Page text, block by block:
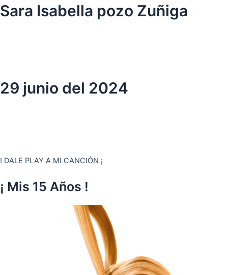
Ir
al
Sara Isabella pozo Zuñiga
29 junio del 2024
! DALE PLAY A MI CANCIÓN ¡
¡ Mis 15 Años !